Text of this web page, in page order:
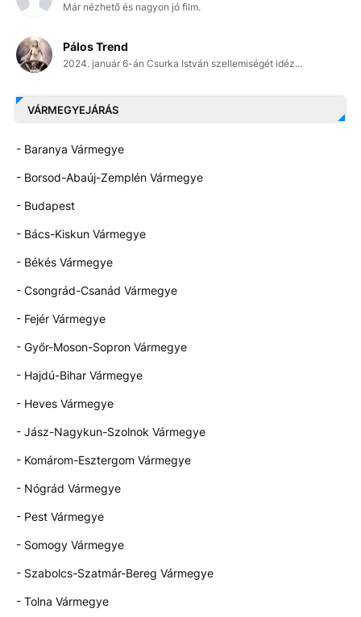
Már nézhető és nagyon jó film.
Pálos Trend
2024. január 6-án Csurka István szellemiségét idéz...
VÁRMEGYEJÁRÁS
- Baranya Vármegye
- Borsod-Abaúj-Zemplén Vármegye
- Budapest
- Bács-Kiskun Vármegye
- Békés Vármegye
- Csongrád-Csanád Vármegye
- Fejér Vármegye
- Győr-Moson-Sopron Vármegye
- Hajdú-Bihar Vármegye
- Heves Vármegye
- Jász-Nagykun-Szolnok Vármegye
- Komárom-Esztergom Vármegye
- Nógrád Vármegye
- Pest Vármegye
- Somogy Vármegye
- Szabolcs-Szatmár-Bereg Vármegye
- Tolna Vármegye